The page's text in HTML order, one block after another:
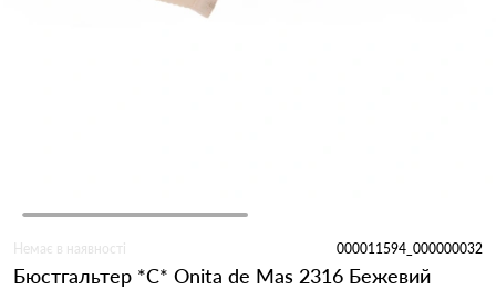
Немає в наявності 000011594_000000032
Бюстгальтер *С* Onita de Mas 2316 Бежевий